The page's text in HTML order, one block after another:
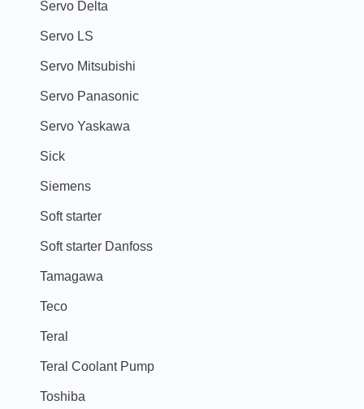
Servo Delta
Servo LS
Servo Mitsubishi
Servo Panasonic
Servo Yaskawa
Sick
Siemens
Soft starter
Soft starter Danfoss
Tamagawa
Teco
Teral
Teral Coolant Pump
Toshiba